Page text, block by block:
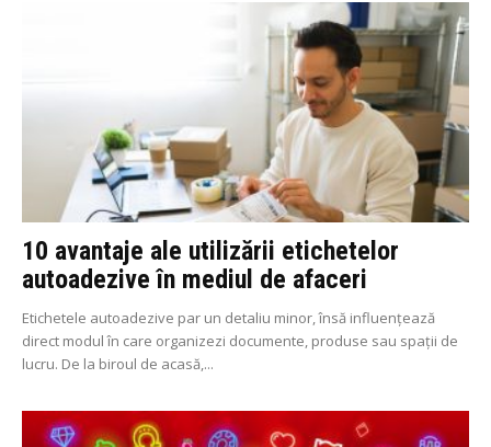
10 avantaje ale utilizării etichetelor
autoadezive în mediul de afaceri
Etichetele autoadezive par un detaliu minor, însă influențează
direct modul în care organizezi documente, produse sau spații de
lucru. De la biroul de acasă,...